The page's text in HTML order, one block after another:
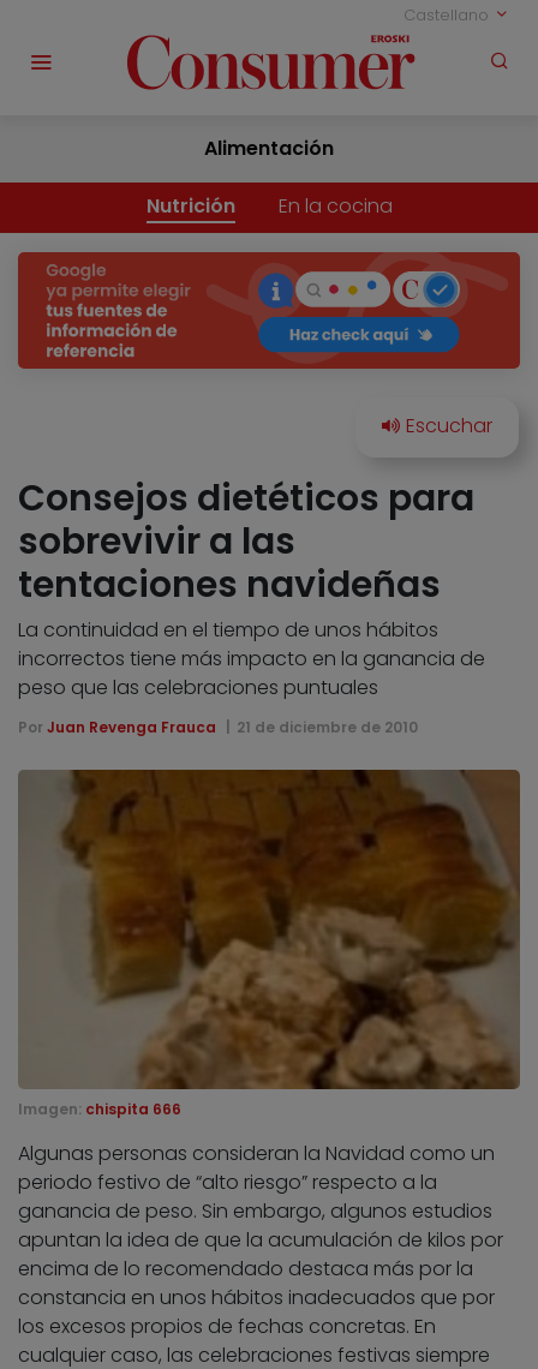
Castellano
Alimentación
Nutrición En la cocina
Consejos dietéticos para
sobrevivir a las
tentaciones navideñas
La continuidad en el tiempo de unos hábitos
incorrectos tiene más impacto en la ganancia de
peso que las celebraciones puntuales
Por Juan Revenga Frauca 21 de diciembre de 2010
Imagen: chispita 666
Algunas personas consideran la Navidad como un
periodo festivo de “alto riesgo” respecto a la
ganancia de peso. Sin embargo, algunos estudios
apuntan la idea de que la acumulación de kilos por
encima de lo recomendado destaca más por la
constancia en unos hábitos inadecuados que por
los excesos propios de fechas concretas. En
cualquier caso, las celebraciones festivas siempre